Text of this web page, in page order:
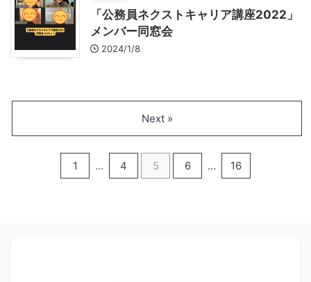
「公務員ネクストキャリア講座2022」
メンバー同窓会
2024/1/8
1 … 4 5 6 … 16
Next »